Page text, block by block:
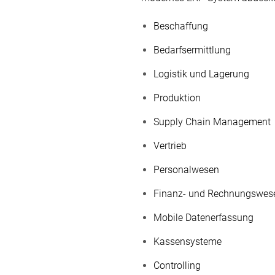
Beschaffung
Bedarfsermittlung
Logistik und Lagerung
Produktion
Supply Chain Management
Vertrieb
Personalwesen
Finanz- und
Mobile Datenerfassung
Kassensysteme
Controlling